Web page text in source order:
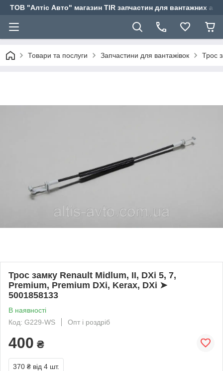
ТОВ "Алтіс Авто" магазин TIR запчастин для вантажних
Товари та послуги Запчастини для вантажівок Трос
Трос замку Renault Midlum, II, DXi 5, 7,
Premium, Premium DXi, Kerax, DXi ➤
5001858133
В наявності
Код: G229-WS
Опт і роздріб
400 ₴
370 ₴ від 4 шт.